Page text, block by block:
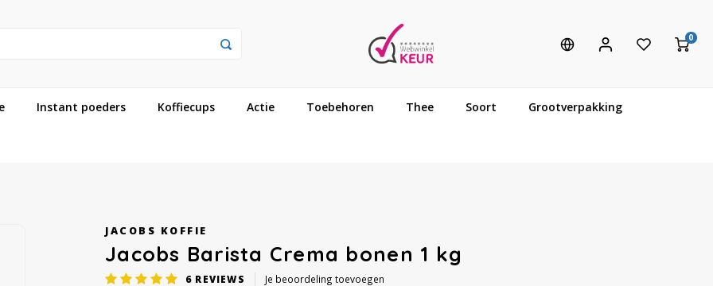
0
Instant poeders Koffiecups Actie Toebehoren Thee Soort Grootverpakking
JACOBS KOFFIE
Jacobs Barista Crema bonen 1 kg
6 REVIEWS Je beoordeling toevoegen